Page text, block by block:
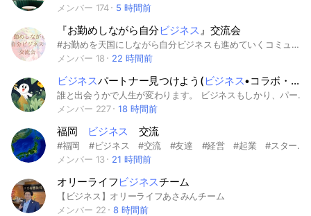
メンバー 174
5 時間前
『お勤めしながら自分ビジネス 』交流会
#お勤めを天国にしながら自分ビジネスも進めていくコミュニティ
メンバー 18
22 時間前
ビジネスパートナー見つけよう( ビジネス•コラボ・コミニュティ)
誰と出会うかで人生が変わります。 ビジネスもしかり、パートナーがいる、 いないとではどうでしょう？ 売上UPの為のビジネスパートナーを 見つけるきっかけになったら そんな思いを込めて 活用していただきたい Chatグループです。 一度参加したら、また参加したくなる そんな交流会をテーマに、今、週4回 開催してます。 先ずはZoomビジネス交流会に ご参加下さい。
メンバー 227
18 時間前
福岡 ビジネス 交流
#福岡 #ビジネス #交流 #友達 #経営 #起業 #スタートアップ #協業 #相談 #販売 #営業 #仲間
メンバー 13
21 時間前
オリーライフ ビジネスチーム
【ビジネス】オリーライフあさみんチーム
メンバー 22
8 時間前